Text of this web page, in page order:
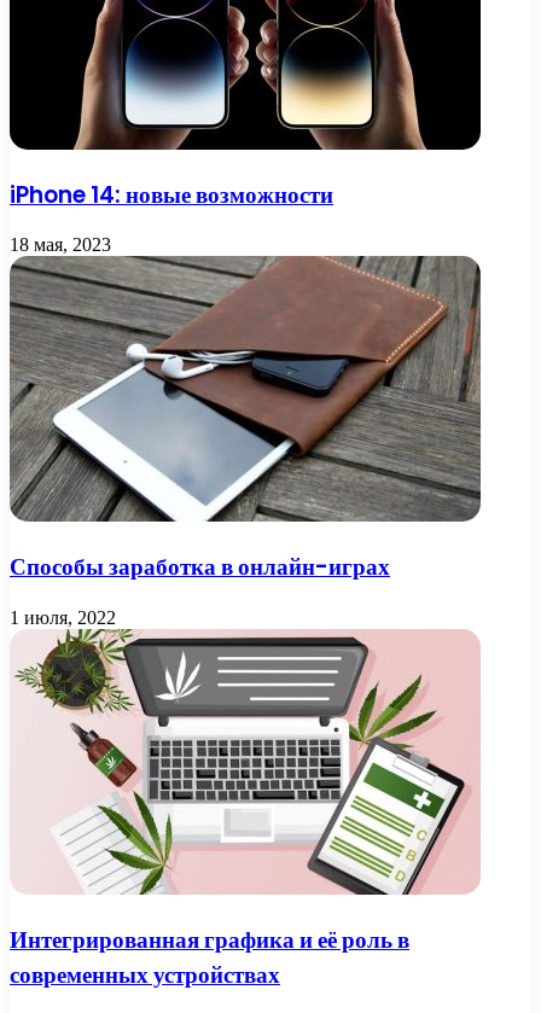
iPhone 14: новые возможности
18 мая, 2023
Способы заработка в онлайн-играх
1 июля, 2022
Интегрированная графика и её роль в
современных устройствах